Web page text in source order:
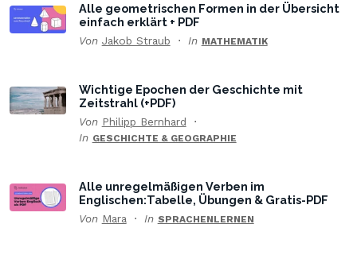
Alle geometrischen Formen in der Übersicht
einfach erklärt + PDF
Von Jakob Straub In MATHEMATIK
Wichtige Epochen der Geschichte mit
Zeitstrahl (+PDF)
Von Philipp Bernhard
In GESCHICHTE & GEOGRAPHIE
Alle unregelmäßigen Verben im
Englischen:Tabelle, Übungen & Gratis-PDF
Von Mara In SPRACHENLERNEN